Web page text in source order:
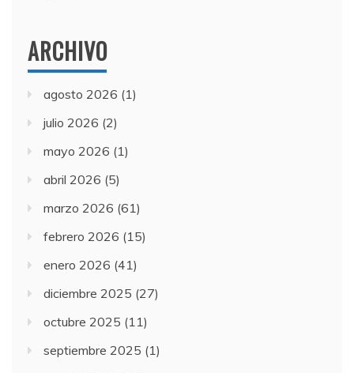
ARCHIVO
agosto 2026 (1)
julio 2026 (2)
mayo 2026 (1)
abril 2026 (5)
marzo 2026 (61)
febrero 2026 (15)
enero 2026 (41)
diciembre 2025 (27)
octubre 2025 (11)
septiembre 2025 (1)